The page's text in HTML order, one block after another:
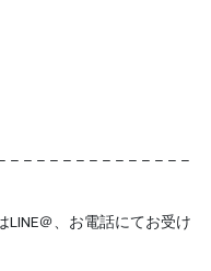
– – – – – – – – – – – – – –
＠、お電話にてお受け